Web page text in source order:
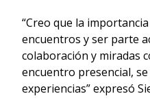
“Creo que la
encuentros y ser parte
colaboración y miradas
encuentro presencial,
experiencias” expresó